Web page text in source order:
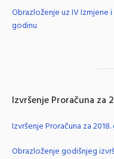
Obrazloženje uz IV Izmjene
godinu
Izvršenje Proračuna za
Izvršenje Proračuna za
Obrazloženje godišnjeg